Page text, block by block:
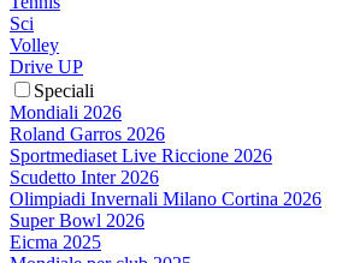
Sci
Volley
Drive UP
Speciali
Mondiali 2026
Roland Garros 2026
Sportmediaset Live Riccione 2026
Scudetto Inter 2026
Olimpiadi Invernali Milano Cortina 2026
Super Bowl 2026
Eicma 2025